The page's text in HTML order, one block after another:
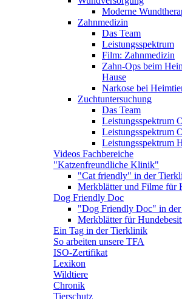
Moderne
Zahnmedizin
Das Team
Leistungsspektrum
Film: Zahnmedizin
Zahn-Ops beim
Hause
Narkose bei
Zuchtuntersuchung
Das Team
Leistungsspektrum
Leistungsspektrum
Leistungsspektrum
Videos Fachbereiche
"Katzenfreundliche Klinik"
"Cat friendly" in der
Merkblätter und Filme für
Dog Friendly Doc
"Dog Friendly Doc" in
Merkblätter für
Ein Tag in der Tierklinik
So arbeiten unsere TFA
ISO-Zertifikat
Lexikon
Wildtiere
Chronik
Tierschutz